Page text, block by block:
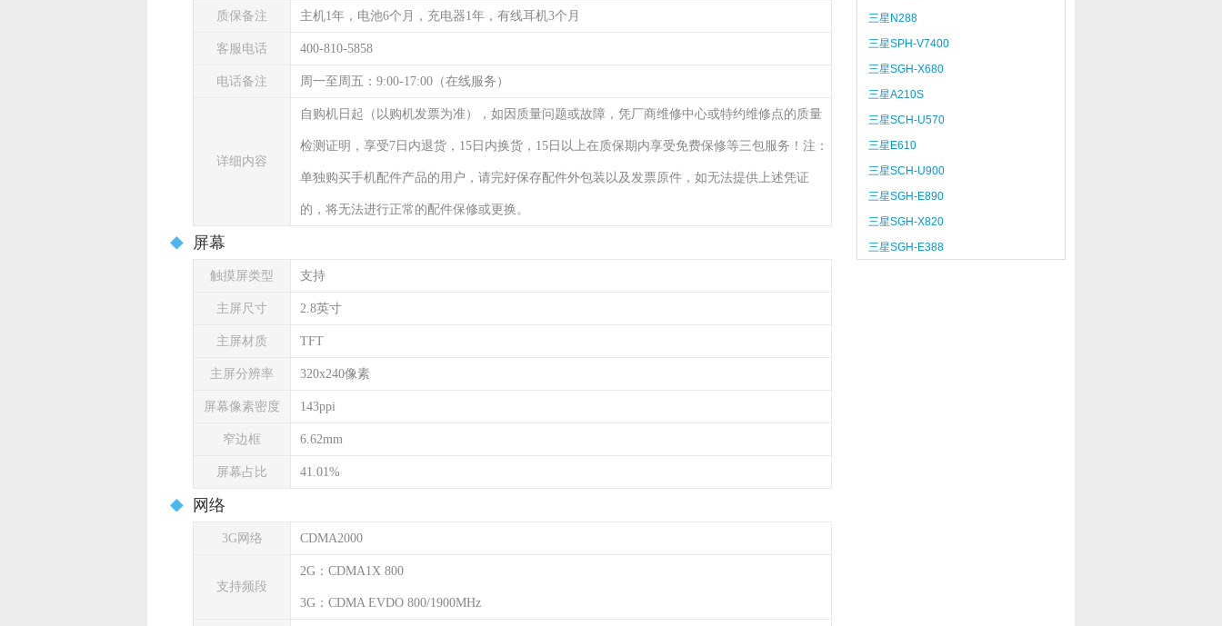
质保备注 主机1年，电池6个月，充电器1年，有线耳机3个月
客服电话 400-810-5858
电话备注 周一至周五：9:00-17:00（在线服务）
详细内容
自购机日起（以购机发票为准），如因质量问题或故障，凭厂商维修中心或特约维修点的质量
检测证明，享受7日内退货，15日内换货，15日以上在质保期内享受免费保修等三包服务！注：
单独购买手机配件产品的用户，请完好保存配件外包装以及发票原件，如无法提供上述凭证
的，将无法进行正常的配件保修或更换。
屏幕
触摸屏类型 支持
主屏尺寸 2.8英寸
主屏材质 TFT
主屏分辨率 320x240像素
屏幕像素密度 143ppi
窄边框 6.62mm
屏幕占比 41.01%
网络
3G网络 CDMA2000
支持频段
2G：CDMA1X 800
3G：CDMA EVDO 800/1900MHz
三星N288
三星SPH-V7400
三星SGH-X680
三星A210S
三星SCH-U570
三星E610
三星SCH-U900
三星SGH-E890
三星SGH-X820
三星SGH-E388